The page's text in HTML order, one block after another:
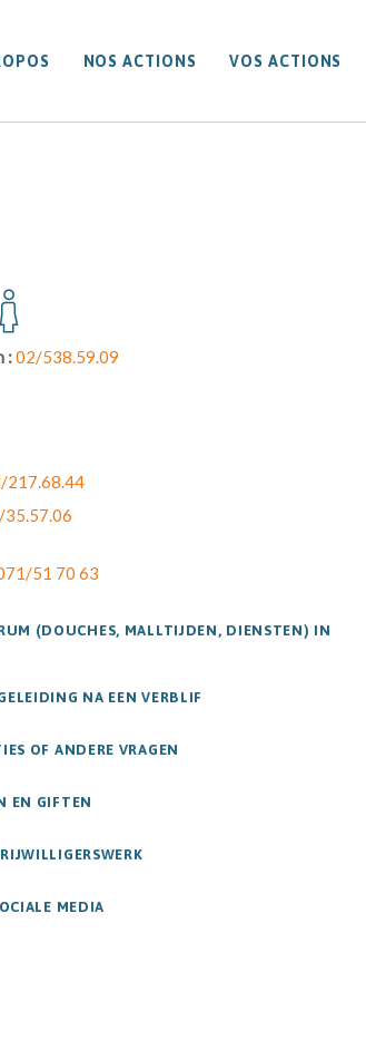
NOS ACTIONS VOS ACTIONS
:02/538.59.09
217.68.44
51 70 63
(DOUCHES, MALLTIJDEN, DIENSTEN) IN
NA EEN VERBLIF
OF ANDERE VRAGEN
EN GIFTEN
MEDIA